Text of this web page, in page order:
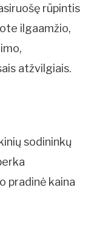
rūpintis
ilgaamžio,
atžvilgiais.
sodininkų
pradinė kaina